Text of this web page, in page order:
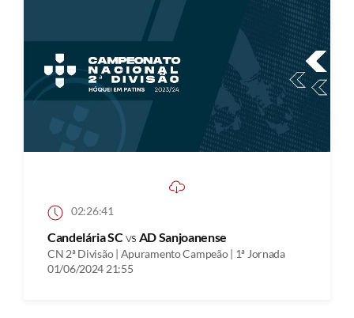
02:26:41
Candelária SCvs AD Sanjoanense
CN 2ª Divisão | Apuramento Campeão | 1ª Jornada
01/06/2024 21:55